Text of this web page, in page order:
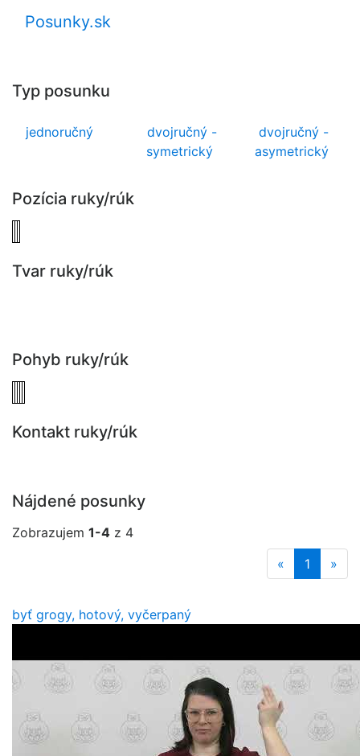
Posunky.sk
Typ posunku
jednoručný
dvojručný -
symetrický
dvojručný -
asymetrický
Pozícia ruky/rúk
Tvar ruky/rúk
Pohyb ruky/rúk
Kontakt ruky/rúk
Nájdené posunky
Zobrazujem 1-4 z 4
«
1 »
byť grogy, hotový, vyčerpaný